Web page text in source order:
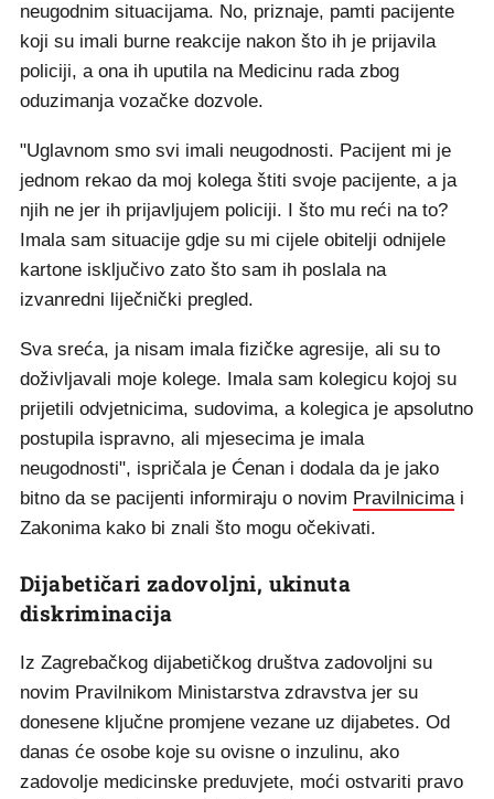
neugodnim situacijama. No, priznaje, pamti pacijente
koji su imali burne reakcije nakon što ih je prijavila
policiji, a ona ih uputila na Medicinu rada zbog
oduzimanja vozačke dozvole.
"Uglavnom smo svi imali neugodnosti. Pacijent mi je
jednom rekao da moj kolega štiti svoje pacijente, a ja
njih ne jer ih prijavljujem policiji. I što mu reći na to?
Imala sam situacije gdje su mi cijele obitelji odnijele
kartone isključivo zato što sam ih poslala na
izvanredni liječnički pregled.
Sva sreća, ja nisam imala fizičke agresije, ali su to
doživljavali moje kolege. Imala sam kolegicu kojoj su
prijetili odvjetnicima, sudovima, a kolegica je apsolutno
postupila ispravno, ali mjesecima je imala
neugodnosti", ispričala je Ćenan i dodala da je jako
bitno da se pacijenti informiraju o novim Pravilnicimai
Zakonima kako bi znali što mogu očekivati.
Dijabetičari zadovoljni, ukinuta
diskriminacija
Iz Zagrebačkog dijabetičkog društva zadovoljni su
novim Pravilnikom Ministarstva zdravstva jer su
donesene ključne promjene vezane uz dijabetes. Od
danas će osobe koje su ovisne o inzulinu, ako
zadovolje medicinske preduvjete, moći ostvariti pravo